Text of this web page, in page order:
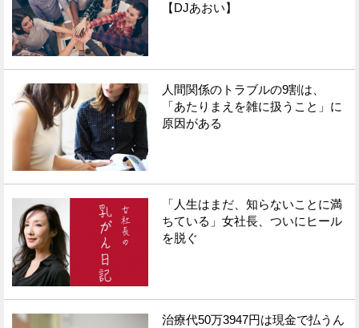
で
シ
ェ
ア
す
る
ェ
ア
【DJあおい】
人間関係のトラブルの9割は、
「あたりまえを雑に扱うこと」に
原因がある
「人生はまだ、知らないことに満
ちている」女社長、ついにヒール
を脱ぐ
治療代50万3947円は現金で払うん